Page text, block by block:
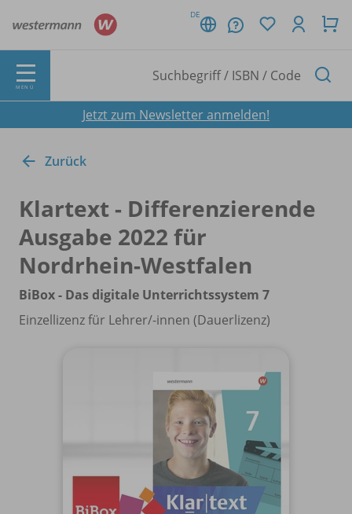
DE
MENÜ
Jetzt zum Newsletter anmelden!
Zurück
Klartext - Differenzierende
Ausgabe 2022 für
Nordrhein-Westfalen
BiBox - Das digitale Unterrichtssystem 7
Einzellizenz für Lehrer/-innen (Dauerlizenz)